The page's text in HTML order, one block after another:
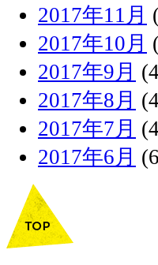
2017年11月
2017年10月
2017年9月
2017年8月
2017年7月
2017年6月